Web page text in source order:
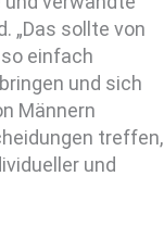
„Das sollte von
einfach
und sich
Männern
treffen,
und